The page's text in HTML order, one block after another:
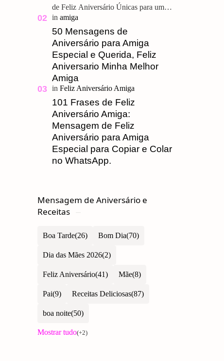
de Feliz Aniversário Únicas para um
Amigo. Feliz Aniversário Meu
Querido, u ma grande amizade é um
presente pre…
50 Mensagens de
Aniversário para Amiga
Especial e Querida, Feliz
Aniversario Minha Melhor
Amiga
101 Frases de Feliz
Aniversário Amiga:
Mensagem de Feliz
Aniversário para Amiga
Especial para Copiar e Colar
no WhatsApp.
Mensagem de Aniversário e
Receitas
Boa Tarde Bom Dia
Dia das Mães 2026
Feliz Aniversário Mãe
Pai Receitas Deliciosas
boa noite